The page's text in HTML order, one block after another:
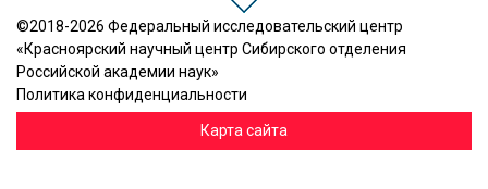
©2018-2026 Федеральный исследовательский центр
«Красноярский научный центр Сибирского отделения
Российской академии наук»
Политика конфиденциальности
Карта сайта